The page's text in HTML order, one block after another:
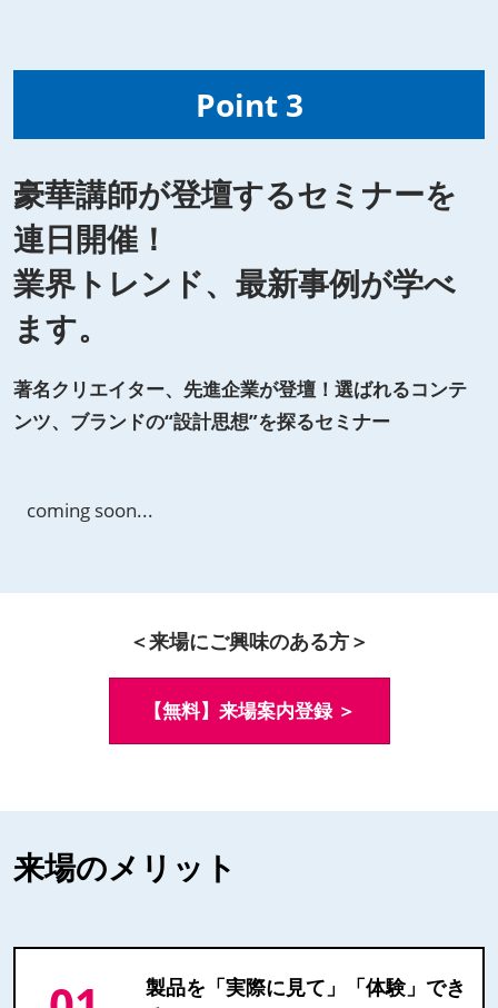
Point 3
豪華講師が登壇するセミナーを
連日開催！
業界トレンド、最新事例が学べ
ます。
著名クリエイター、先進企業が登壇！選ばれるコンテ
ンツ、ブランドの“設計思想”を探るセミナー
coming soon...
＜来場にご興味のある方＞
【無料】来場案内登録 ＞
来場のメリット
製品を「実際に見て」「体験」でき